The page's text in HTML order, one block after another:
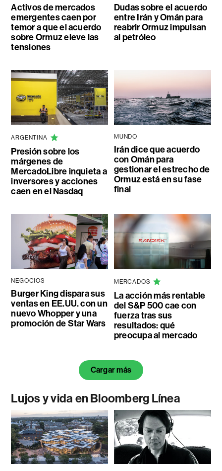
Activos de mercados
emergentes caen por
temor a que el acuerdo
sobre Ormuz eleve las
tensiones
Dudas sobre el acuerdo
entre Irán y Omán para
reabrir Ormuz impulsan
al petróleo
ARGENTINA
Presión sobre los
márgenes de
MercadoLibre inquieta a
inversores y acciones
caen en el Nasdaq
MUNDO
Irán dice que acuerdo
con Omán para
gestionar el estrecho de
Ormuz está en su fase
final
NEGOCIOS
Burger King dispara sus
ventas en EE.UU. con un
nuevo Whopper y una
promoción de Star Wars
MERCADOS
La acción más rentable
del S&P 500 cae con
fuerza tras sus
resultados: qué
preocupa al mercado
Cargar más
Lujos y vida en Bloomberg Línea